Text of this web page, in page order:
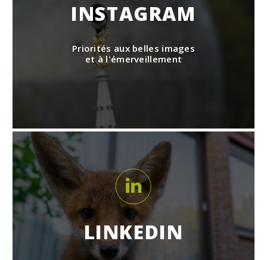
INSTAGRAM
Priorités aux belles images
et à l'émerveillement
LINKEDIN